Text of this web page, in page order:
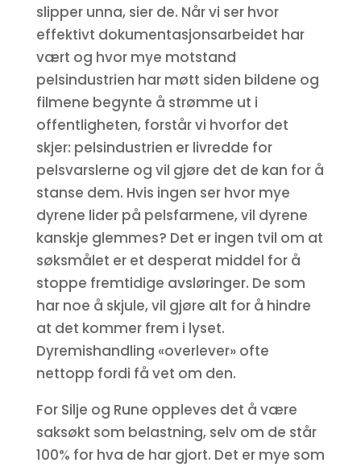
slipper unna, sier de. Når vi ser hvor
effektivt dokumentasjonsarbeidet har
vært og hvor mye motstand
pelsindustrien har møtt siden bildene og
filmene begynte å strømme ut i
offentligheten, forstår vi hvorfor det
skjer: pelsindustrien er livredde for
pelsvarslerne og vil gjøre det de kan for å
stanse dem. Hvis ingen ser hvor mye
dyrene lider på pelsfarmene, vil dyrene
kanskje glemmes? Det er ingen tvil om at
søksmålet er et desperat middel for å
stoppe fremtidige avsløringer. De som
har noe å skjule, vil gjøre alt for å hindre
at det kommer frem i lyset.
Dyremishandling «overlever» ofte
nettopp fordi få vet om den.
For Silje og Rune oppleves det å være
saksøkt som belastning, selv om de står
100% for hva de har gjort. Det er mye som